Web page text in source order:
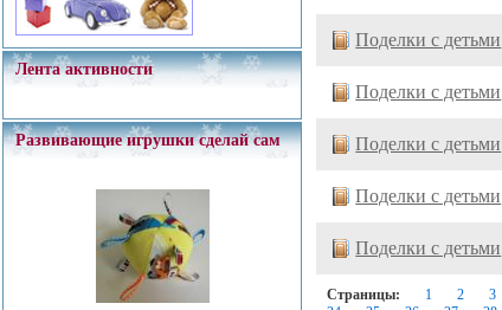
Лента активности
Развивающие игрушки сделай сам
Поделки с детьми
Поделки с детьми
Поделки с детьми
Поделки с детьми
Поделки с детьми
Страницы: 1 2 3